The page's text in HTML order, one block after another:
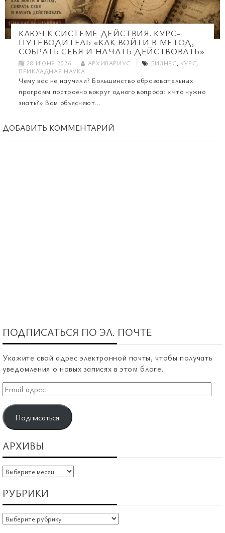
КЛЮЧ К СИСТЕМЕ ДЕЙСТВИЯ. КУРС-
ПУТЕВОДИТЕЛЬ «КАК ВОЙТИ В МЕТОД,
СОБРАТЬ СЕБЯ И НАЧАТЬ ДЕЙСТВОВАТЬ»
28 ИЮНЯ 2026 АРХИВАРИУС БИЗНЕС, КУРС,
ПРИКЛАДНАЯ НАУКА
Чему вас не научили? Большинство образовательных
программ построено вокруг одного вопроса: «Что нужно
знать?» Вам объясняют...
ДОБАВИТЬ КОММЕНТАРИЙ
ПОДПИСАТЬСЯ ПО ЭЛ. ПОЧТЕ
Укажите свой адрес электронной почты, чтобы получать
уведомления о новых записях в этом блоге.
Email
адрес
Подписаться
АРХИВЫ
Архивы
РУБРИКИ
Рубрики